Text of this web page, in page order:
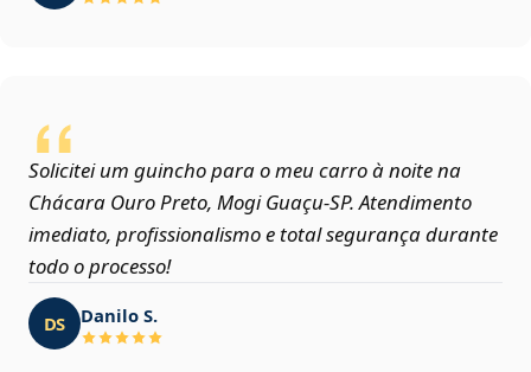
Solicitei um guincho para o meu carro à noite na
Chácara Ouro Preto, Mogi Guaçu‑SP. Atendimento
imediato, profissionalismo e total segurança durante
todo o processo!
DS Danilo S.